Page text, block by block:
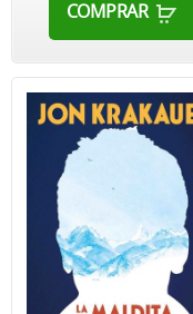
COMPRAR